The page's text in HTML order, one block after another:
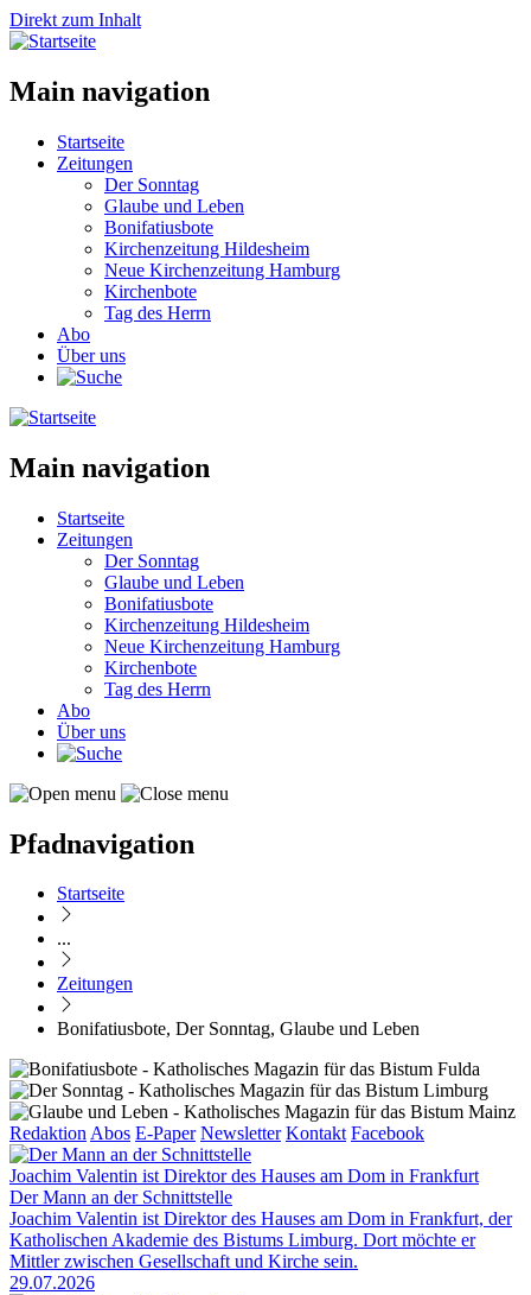
Direkt zum Inhalt
Main navigation
Startseite
Zeitungen
Der Sonntag
Glaube und Leben
Bonifatiusbote
Kirchenzeitung Hildesheim
Neue Kirchenzeitung Hamburg
Kirchenbote
Tag des Herrn
Abo
Über uns
Main navigation
Startseite
Zeitungen
Der Sonntag
Glaube und Leben
Bonifatiusbote
Kirchenzeitung Hildesheim
Neue Kirchenzeitung Hamburg
Kirchenbote
Tag des Herrn
Abo
Über uns
Pfadnavigation
Startseite
...
Zeitungen
Bonifatiusbote, Der Sonntag, Glaube und Leben
RedaktionAbos E-Paper Newsletter Kontakt Facebook
Joachim Valentin ist Direktor des Hauses am Dom in Frankfurt
Der Mann an der Schnittstelle
Joachim Valentin ist Direktor des Hauses am Dom in Frankfurt, der
Katholischen Akademie des Bistums Limburg. Dort möchte er
Mittler zwischen Gesellschaft und Kirche sein.
29.07.2026